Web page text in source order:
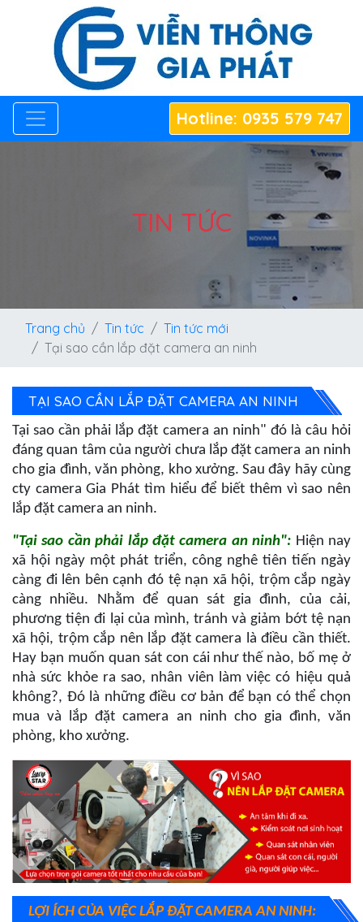
Hotline: 0935 579 747
TIN TỨC
Trang chủ Tin tức
Tin tức mới
Tại sao cần lắp đặt camera an ninh
TẠI SAO CẦN LẮP ĐẶT CAMERA AN NINH
Tại sao cần phải lắp đặt camera an ninh" đó là câu hỏi
đáng quan tâm của người chưa lắp đặt camera an ninh
cho gia đình, văn phòng, kho xưởng. Sau đây hãy cùng
cty camera Gia Phát tìm hiểu để biết thêm vì sao nên
lắp đặt camera an ninh.
"Tại sao cần phải lắp đặt camera an ninh": Hiện nay
xã hội ngày một phát triển, công nghê tiên tiến ngày
càng đi lên bên cạnh đó tệ nạn xã hội, trộm cắp ngày
càng nhiều. Nhằm để quan sát gia đình, của cải,
phương tiện đi lại của mình, tránh và giảm bớt tệ nạn
xã hội, trộm cắp nên lắp đặt camera là điều cần thiết.
Hay bạn muốn quan sát con cái như thế nào, bố mẹ ở
nhà sức khỏe ra sao, nhân viên làm việc có hiệu quả
không?, Đó là những điều cơ bản để bạn có thể chọn
mua và lắp đặt camera an ninh cho gia đình, văn
phòng, kho xưởng.
LỢI ÍCH CỦA VIỆC LẮP ĐẶT CAMERA AN NINH: